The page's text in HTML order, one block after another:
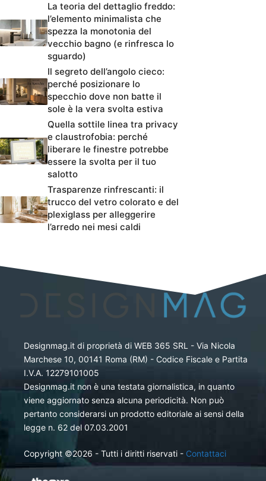
La teoria del dettaglio freddo:
l’elemento minimalista che
spezza la monotonia del
vecchio bagno (e rinfresca lo
sguardo)
Il segreto dell’angolo cieco:
perché posizionare lo
specchio dove non batte il
sole è la vera svolta estiva
Quella sottile linea tra privacy
e claustrofobia: perché
liberare le finestre potrebbe
essere la svolta per il tuo
salotto
Trasparenze rinfrescanti: il
trucco del vetro colorato e del
plexiglass per alleggerire
l’arredo nei mesi caldi
Designmag.it di proprietà di WEB 365 SRL - Via Nicola
Marchese 10, 00141 Roma (RM) - Codice Fiscale e Partita
I.V.A. 12279101005
Designmag.it non è una testata giornalistica, in quanto
viene aggiornato senza alcuna periodicità. Non può
pertanto considerarsi un prodotto editoriale ai sensi della
legge n. 62 del 07.03.2001
Copyright ©2026 - Tutti i diritti riservati - Contattaci